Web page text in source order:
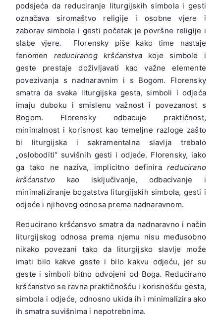
podsjeća da reduciranje liturgijskih simbola i gesti
označava siromaštvo religije i osobne vjere i
zaborav simbola i gesti početak je površne religije i
slabe vjere. Florensky piše kako time nastaje
fenomen reduciranog kršćanstva koje simbole i
geste prestaje doživljavati kao važne elemente
povezivanja s nadnaravnim i s Bogom. Florensky
smatra da svaka liturgijska gesta, simboli i odjeća
imaju duboku i smislenu važnost i povezanost s
Bogom. Florensky odbacuje praktičnost,
minimalnost i korisnost kao temeljne razloge zašto
bi liturgijska i sakramentalna slavlja trebalo
„osloboditi“ suvišnih gesti i odjeće. Florensky, iako
ga tako ne naziva, implicitno definira reducirano
kršćanstvo kao isključivanje, odbacivanje i
minimaliziranje bogatstva liturgijskih simbola, gesti i
odjeće i njihovog odnosa prema nadnaravnom.
Reducirano kršćansvo smatra da nadnaravno i način
liturgijskog odnosa prema njemu nisu međusobno
nikako povezani tako da liturgijsko slavlje može
imati bilo kakve geste i bilo kakvu odjeću, jer su
geste i simboli bitno odvojeni od Boga. Reducirano
kršćanstvo se ravna praktičnošću i korisnošću gesta,
simbola i odjeće, odnosno ukida ih i minimalizira ako
ih smatra suvišnima i nepotrebnima.